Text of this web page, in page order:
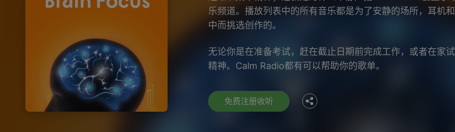
乐频道。播放列表中的所有音乐都是为了安静的场所，耳机
中而挑选创作的。
无论你是在准备考试，赶在截止日期前完成工作，或者在家
精神。Calm Radio都有可以帮助你的歌单。
免费注册收听
Facebook
Twitter